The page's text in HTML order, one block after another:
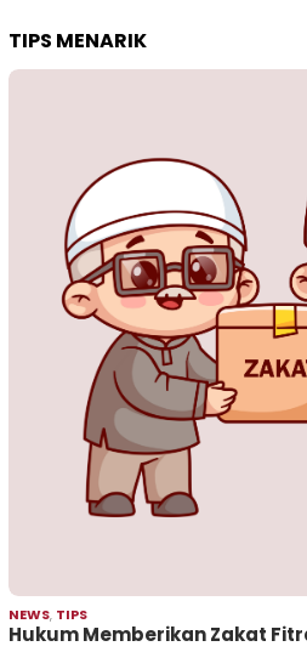
TIPS MENARIK
NEWS, TIPS
Hukum Memberikan Zakat